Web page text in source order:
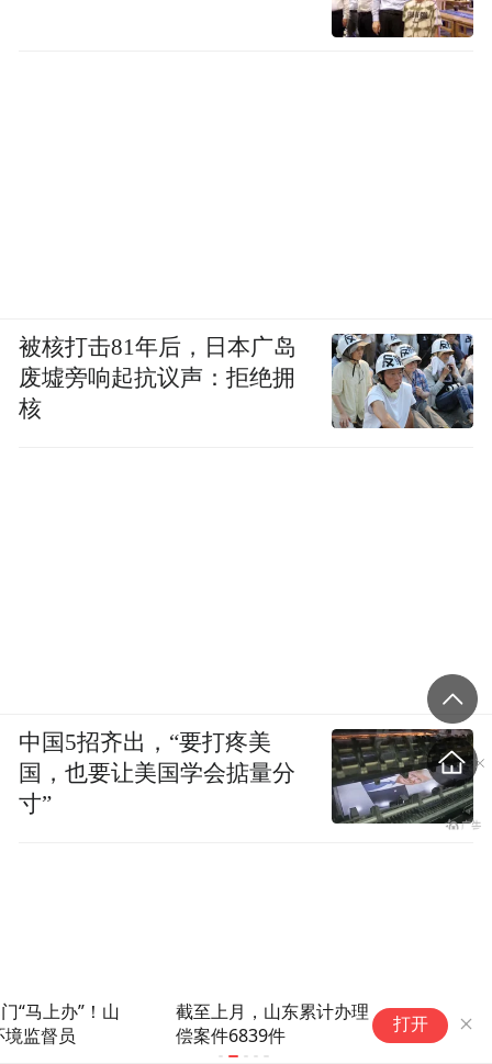
截至上月，山东累计办理生态环境损害赔
偿案件6839件
打开
被核打击81年后，日本广岛
废墟旁响起抗议声：拒绝拥
核
中国5招齐出，“要打疼美
国，也要让美国学会掂量分
寸”